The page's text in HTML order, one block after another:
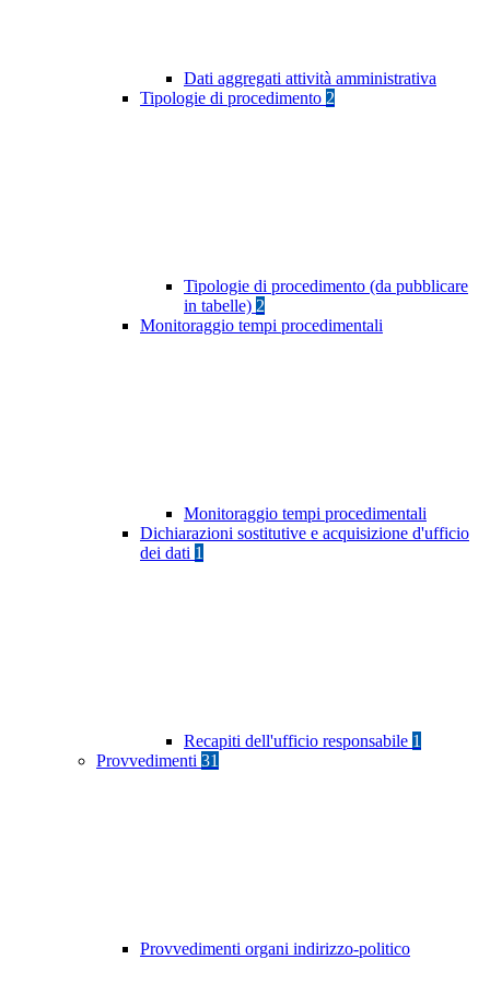
Dati aggregati attività amministrativa
Tipologie di procedimento 2
Tipologie di procedimento (da pubblicare
in tabelle) 2
Monitoraggio tempi procedimentali
Monitoraggio tempi procedimentali
Dichiarazioni sostitutive e acquisizione d'ufficio
dei dati 1
Recapiti dell'ufficio responsabile 1
Provvedimenti 31
Provvedimenti organi indirizzo-politico